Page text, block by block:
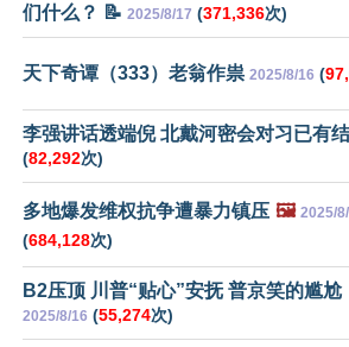
们什么？ 📝 2025/8/17 (371,336次)
天下奇谭（333）老翁作祟 2025/8/16 (
李强讲话透端倪 北戴河密会对习已有
(82,292次)
多地爆发维权抗争遭暴力镇压 🖼️ 2025/
(684,128次)
B2压顶 川普“贴心”安抚 普京笑的尴尬
2025/8/16 (55,274次)